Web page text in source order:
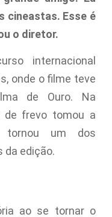
cineastas. Esse é
o diretor.
internacional
onde o filme teve
de Ouro. Na
de frevo tomou a
tornou um dos
da edição.
ao se tornar o